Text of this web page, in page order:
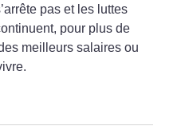
pas et les luttes
pour plus de
meilleurs salaires ou